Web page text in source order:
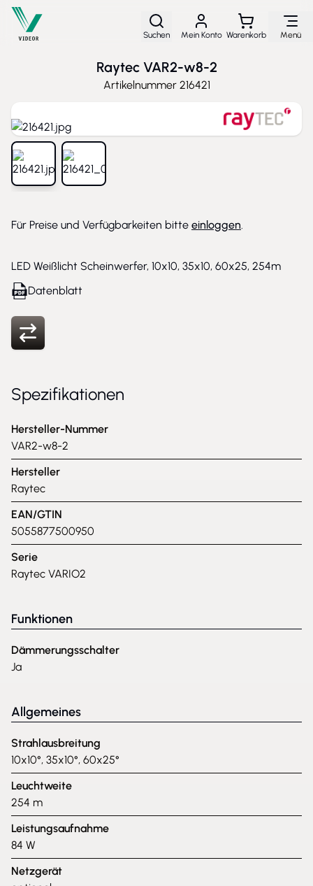
Direkt zum Inhalt
Suchen Mein Konto Warenkorb Menü
Raytec VAR2-w8-2
Artikelnummer 216421
LED Weißlicht Scheinwerfer, 10x10, 35x10, 60x25, 254m
Für Preise und Verfügbarkeiten bitte einloggen.
Datenblatt
View larger image
Spezifikationen
Hersteller-Nummer
VAR2-w8-2
Hersteller
Raytec
EAN/GTIN
5055877500950
Serie
Raytec VARIO2
Funktionen
Dämmerungsschalter
Ja
Allgemeines
Strahlausbreitung
10x10°, 35x10°, 60x25°
Leuchtweite
254 m
Leistungsaufnahme
84 W
Netzgerät